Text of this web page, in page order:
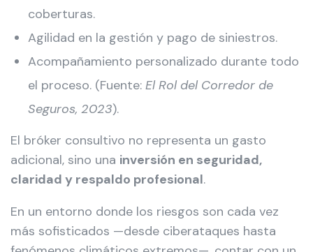
coberturas.
Agilidad en la gestión y pago de siniestros.
Acompañamiento personalizado durante todo
el proceso. (Fuente: El Rol del Corredor de
Seguros, 2023).
El bróker consultivo no representa un gasto
adicional, sino una inversión en seguridad,
claridad y respaldo profesional.
En un entorno donde los riesgos son cada vez
más sofisticados —desde ciberataques hasta